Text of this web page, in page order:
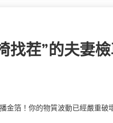
找茬”的夫妻
金箔！你的物質波動已經嚴重破